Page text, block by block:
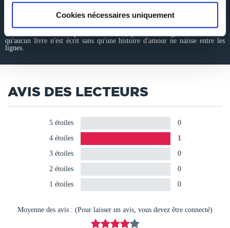
Cookies nécessaires uniquement
"La descendance d'Amwa" est le premier tome de la trilogie MIKINDA.
Si vous aimez vous échapper dans un monde de magie et d'aventures sur
une planète lointaine avec quelques retours sur Terre, histoire de ne pas être
dépaysé, cette trilogie vous plaira forcément.
Mais si vous n'aimez pas les romances, je suis au regret de vous dire
qu'aucun livre n'est écrit sans qu'une histoire d'amour ne naisse entre les
lignes.
AVIS DES LECTEURS
5 étoiles
0
4 étoiles
1
3 étoiles
0
2 étoiles
0
1 étoiles
0
Moyenne des avis : (Pour laisser un avis, vous devez être connecté)